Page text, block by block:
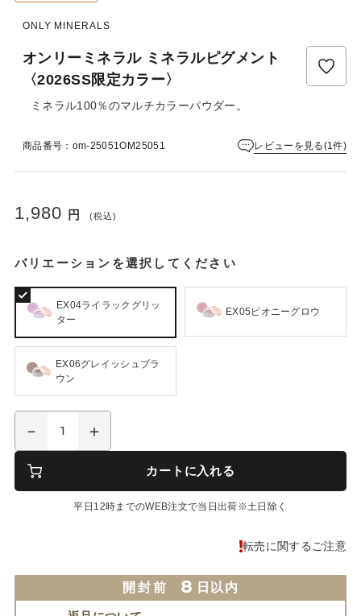
ONLY MINERALS
オンリーミネラル ミネラルピグメント
〈2026SS限定カラー〉
ミネラル100％のマルチカラーパウダー。
商品番号：om-25051OM25051 レビューを見る(1件)
1,980 円 (税込)
バリエーションを選択してください
EX04ライラックグリッ
ター
EX05ピオニーグロウ
EX06グレイッシュブラ
ウン
カートに入れる
平日12時までのWEB注文で当日出荷※土日除く
転売に関するご注意
開封前 8 日以内